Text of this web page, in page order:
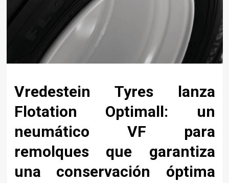
Vredestein Tyres lanza
Flotation Optimall: un
neumático VF para
remolques que garantiza
una conservación óptima